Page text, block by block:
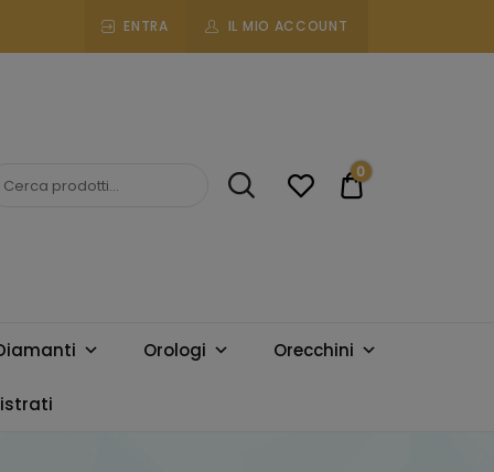
ENTRA IL MIO ACCOUNT
€0.00
0
Orologi Orecchini